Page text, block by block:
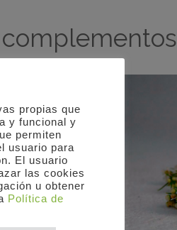
propias que
y funcional y
permiten
usuario para
El usuario
las cookies
u obtener
Política de